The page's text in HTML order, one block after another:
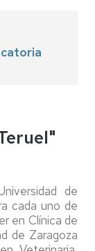
de
cada uno de
en Clínica de
de Zaragoza